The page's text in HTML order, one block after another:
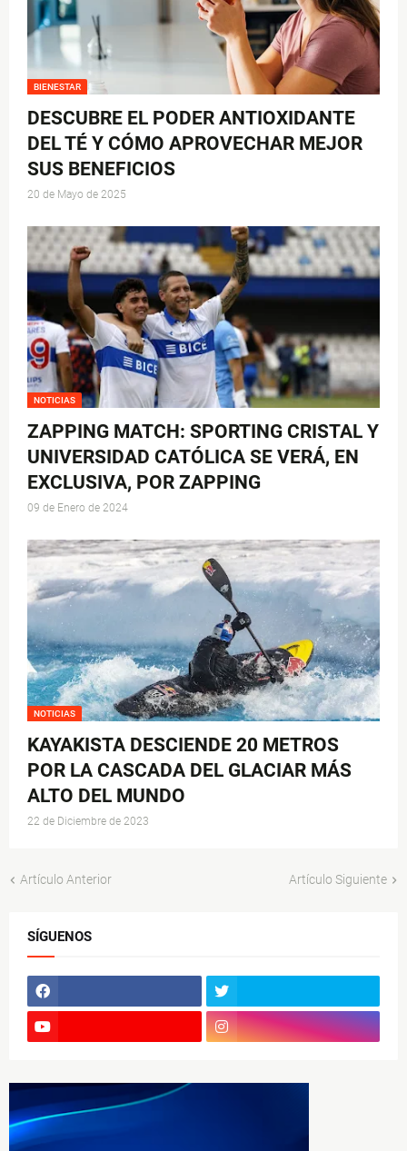
BIENESTAR
DESCUBRE EL PODER ANTIOXIDANTE
DEL TÉ Y CÓMO APROVECHAR MEJOR
SUS BENEFICIOS
20 de Mayo de 2025
NOTICIAS
ZAPPING MATCH: SPORTING CRISTAL Y
UNIVERSIDAD CATÓLICA SE VERÁ, EN
EXCLUSIVA, POR ZAPPING
09 de Enero de 2024
NOTICIAS
KAYAKISTA DESCIENDE 20 METROS
POR LA CASCADA DEL GLACIAR MÁS
ALTO DEL MUNDO
22 de Diciembre de 2023
Artículo Anterior Artículo Siguiente
SÍGUENOS